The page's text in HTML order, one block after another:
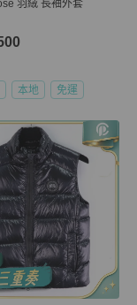
羽絨 長袖外套
本地 免運